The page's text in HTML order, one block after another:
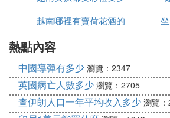
2. **普通護照持有者**：對於持有
國公民來說，情況則有所不同。
公民可以免簽進入越南，例如根據
達成的雙邊協議，符合特定條件
但具體的免簽條件和適用范圍可
而有所調整，因此建議出行前咨
以獲取最新信息。
少錢
越南哪裡有賣荷花酒的
熱點內容
中國導彈有多少 瀏覽：2347
英國病亡人數多少 瀏覽：2705
查伊朗人口一年平均收入多少 瀏覽